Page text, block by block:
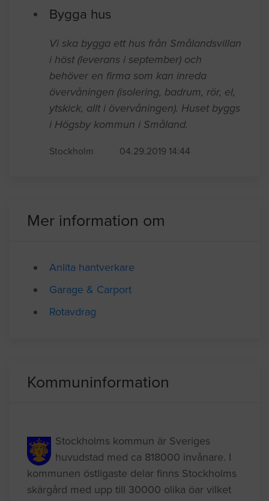
gölvlegare .
Bygga hus
Vi ska bygga ett hus från Smålandsvillan
i höst (leverans i september) och
behöver en firma som kan inreda
ytskick, allt i övervåningen). Huset byggs
Mer information om
Anlita hantverkare
Kommuninformation
Stockholms kommun är Sveriges